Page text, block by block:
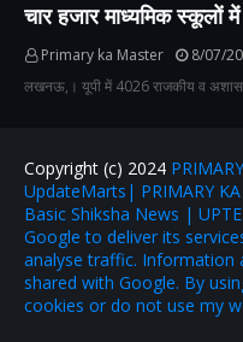
चार हजार माध्यमिक स्कूलों में
Primary ka Master
8/07/
लखनऊ,। यूपी में 4026 राजकीय व
Copyright (c) 2024
UpdateMarts| PRIMARY
Basic Shiksha News |
Google to deliver its
analyse traffic. Information
shared with Google. By
cookies or do not use my